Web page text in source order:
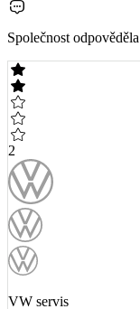
Společnost odpověděla
2
VW servis